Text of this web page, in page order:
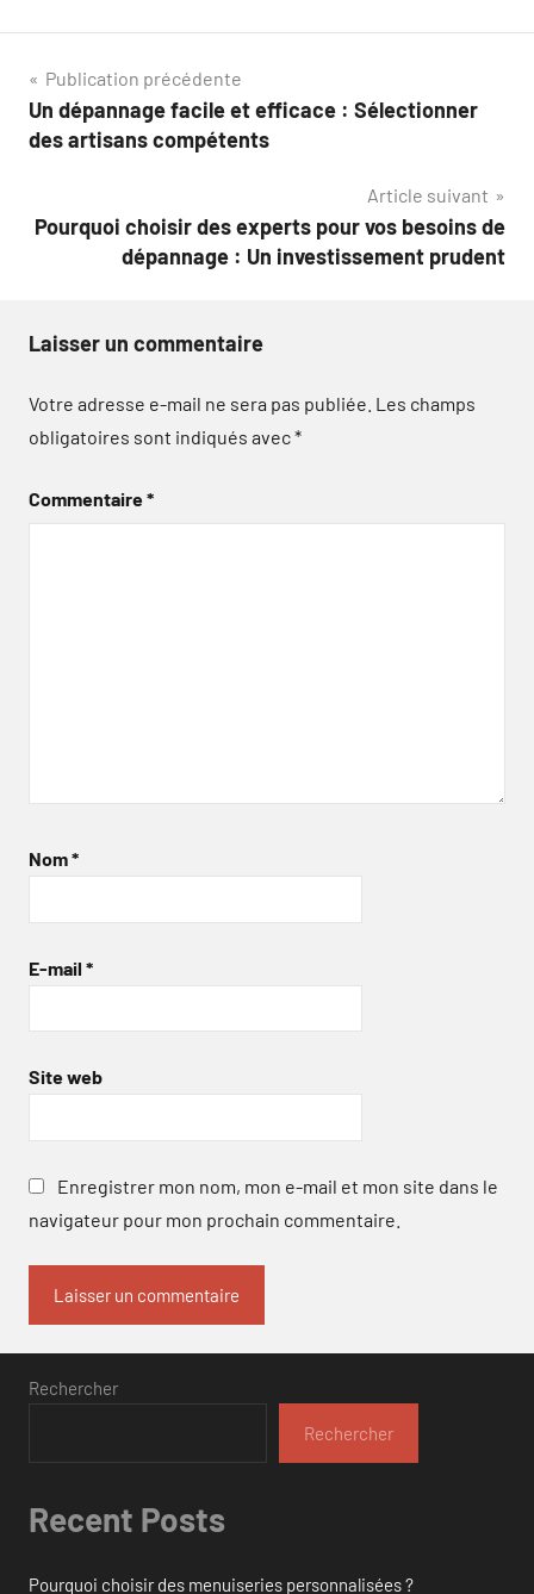
Navigation
de
Publication précédente
Un dépannage facile et efficace : Sélectionner
des artisans compétents
Article suivant
Pourquoi choisir des experts pour vos besoins de
dépannage : Un investissement prudent
Laisser un commentaire
Votre adresse e-mail ne sera pas publiée. Les champs
obligatoires sont indiqués avec*
Commentaire*
Nom*
E-mail *
Site web
Enregistrer mon nom, mon e-mail et mon site dans le
navigateur pour mon prochain commentaire.
Rechercher
Rechercher
Recent Posts
Pourquoi choisir des menuiseries personnalisées ?